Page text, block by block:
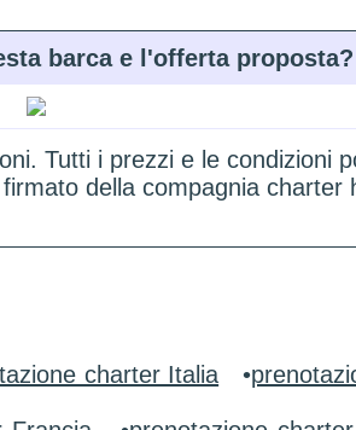
barca e l'offerta proposta?
Tutti i prezzi e le condizioni
della compagnia charter
charter Italia •